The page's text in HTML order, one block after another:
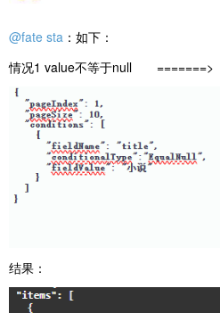
@fate sta ：如下：
情况1 value不等于null
结果：